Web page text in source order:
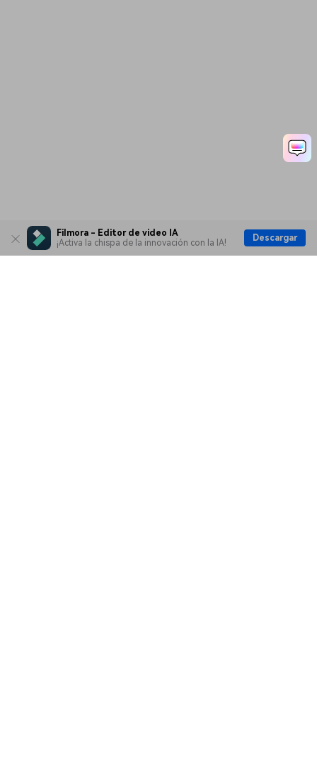
Filmora - Editor de video IA
¡Activa la chispa de la innovación con la IA!
Descargar